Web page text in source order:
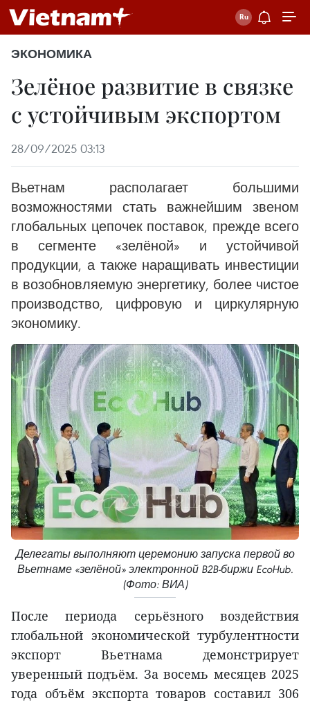
ЭКОНОМИКА
Зелёное развитие в связке
с устойчивым экспортом
28/09/2025 03:13
Вьетнам располагает большими
возможностями стать важнейшим звеном
глобальных цепочек поставок, прежде всего
в сегменте «зелёной» и устойчивой
продукции, а также наращивать инвестиции
в возобновляемую энергетику, более чистое
производство, цифровую и циркулярную
экономику.
Делегаты выполняют церемонию запуска первой во
Вьетнаме «зелёной» электронной B2B-биржи EcoHub.
(Фото: ВИА)
После периода серьёзного воздействия
глобальной экономической турбулентности
экспорт Вьетнама демонстрирует
уверенный подъём. За восемь месяцев 2025
года объём экспорта товаров составил 306